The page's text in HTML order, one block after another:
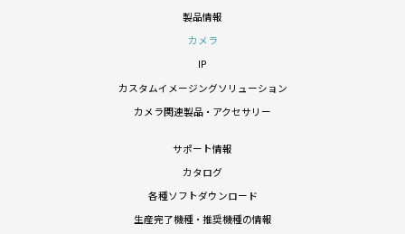
製品情報
カメラ
IP
カスタムイメージングソリューション
カメラ関連製品・アクセサリー
サポート情報
カタログ
各種ソフトダウンロード
生産完了機種・推奨機種の情報